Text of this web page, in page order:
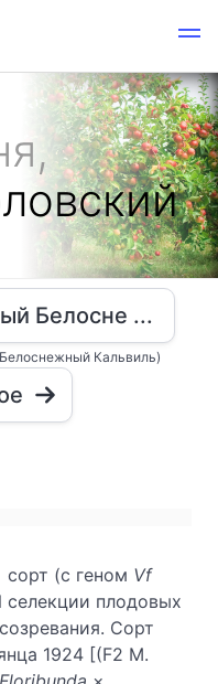
Белосне ...
Кальвиль)
сорт (с геном Vf
плодовых
Сорт
1924 [(F2 M.